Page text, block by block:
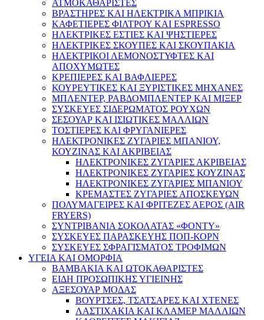
ΑΤΜΟΚΑΘΑΡΙΣΤΕΣ
ΒΡΑΣΤΗΡΕΣ ΚΑΙ ΗΛΕΚΤΡΙΚΑ ΜΠΡΙΚΙΑ
ΚΑΦΕΤΙΕΡΕΣ ΦΙΛΤΡΟΥ ΚΑΙ ESPRESSO
ΗΛΕΚΤΡΙΚΕΣ ΕΣΤΙΕΣ ΚΑΙ ΨΗΣΤΙΕΡΕΣ
ΗΛΕΚΤΡΙΚΕΣ ΣΚΟΥΠΕΣ ΚΑΙ ΣΚΟΥΠΑΚΙΑ
ΗΛΕΚΤΡΙΚΟΙ ΛΕΜΟΝΟΣΤΥΦΤΕΣ ΚΑΙ
ΑΠΟΧΥΜΩΤΕΣ
ΚΡΕΠΙΕΡΕΣ ΚΑΙ ΒΑΦΛΙΕΡΕΣ
ΚΟΥΡΕΥΤΙΚΕΣ ΚΑΙ ΞΥΡΙΣΤΙΚΕΣ ΜΗΧΑΝΕΣ
ΜΠΛΕΝΤΕΡ, ΡΑΒΔΟΜΠΛΕΝΤΕΡ ΚΑΙ ΜΙΞΕΡ
ΣΥΣΚΕΥΕΣ ΣΙΔΕΡΩΜΑΤΟΣ ΡΟΥΧΩΝ
ΣΕΣΟΥΑΡ ΚΑΙ ΙΣΙΩΤΙΚΕΣ ΜΑΛΛΙΩΝ
ΤΟΣΤΙΕΡΕΣ ΚΑΙ ΦΡΥΓΑΝΙΕΡΕΣ
ΗΛΕΚΤΡΟΝΙΚΕΣ ΖΥΓΑΡΙΕΣ ΜΠΑΝΙΟΥ,
ΚΟΥΖΙΝΑΣ ΚΑΙ ΑΚΡΙΒΕΙΑΣ
ΗΛΕΚΤΡΟΝΙΚΕΣ ΖΥΓΑΡΙΕΣ ΑΚΡΙΒΕΙΑΣ
ΗΛΕΚΤΡΟΝΙΚΕΣ ΖΥΓΑΡΙΕΣ ΚΟΥΖΙΝΑΣ
ΗΛΕΚΤΡΟΝΙΚΕΣ ΖΥΓΑΡΙΕΣ ΜΠΑΝΙΟΥ
ΚΡΕΜΑΣΤΕΣ ΖΥΓΑΡΙΕΣ ΑΠΟΣΚΕΥΩΝ
ΠΟΛΥΜΑΓΕΙΡΕΣ ΚΑΙ ΦΡΙΤΕΖΕΣ ΑΕΡΟΣ (AIR
FRYERS)
ΣΥΝΤΡΙΒΑΝΙΑ ΣΟΚΟΛΑΤΑΣ «ΦΟΝΤΥ»
ΣΥΣΚΕΥΕΣ ΠΑΡΑΣΚΕΥΗΣ ΠΟΠ-ΚΟΡΝ
ΣΥΣΚΕΥΕΣ ΣΦΡΑΓΙΣΜΑΤΟΣ ΤΡΟΦΙΜΩΝ
ΥΓΕΙΑ ΚΑΙ ΟΜΟΡΦΙΑ
ΒΑΜΒΑΚΙΑ ΚΑΙ ΩΤΟΚΑΘΑΡΙΣΤΕΣ
ΕΙΔΗ ΠΡΟΣΩΠΙΚΗΣ ΥΓΙΕΙΝΗΣ
ΑΞΕΣΟΥΑΡ ΜΟΔΑΣ
ΒΟΥΡΤΣΕΣ, ΤΣΑΤΣΑΡΕΣ ΚΑΙ ΧΤΕΝΕΣ
ΛΑΣΤΙΧΑΚΙΑ ΚΑΙ ΚΛΑΜΕΡ ΜΑΛΛΙΩΝ